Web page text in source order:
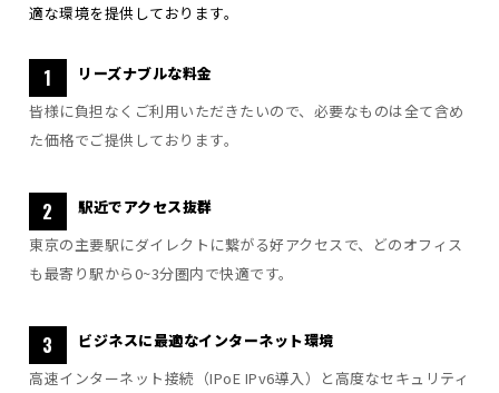
適な環境を提供しております。
1
リーズナブルな料金
皆様に負担なくご利用いただきたいので、必要なものは全て含め
た価格でご提供しております。
2
駅近でアクセス抜群
東京の主要駅にダイレクトに繋がる好アクセスで、どのオフィス
も最寄り駅から0~3分圏内で快適です。
3 ビジネスに最適なインターネット環境
高速インターネット接続（IPoE IPv6導入）と高度なセキュリティ